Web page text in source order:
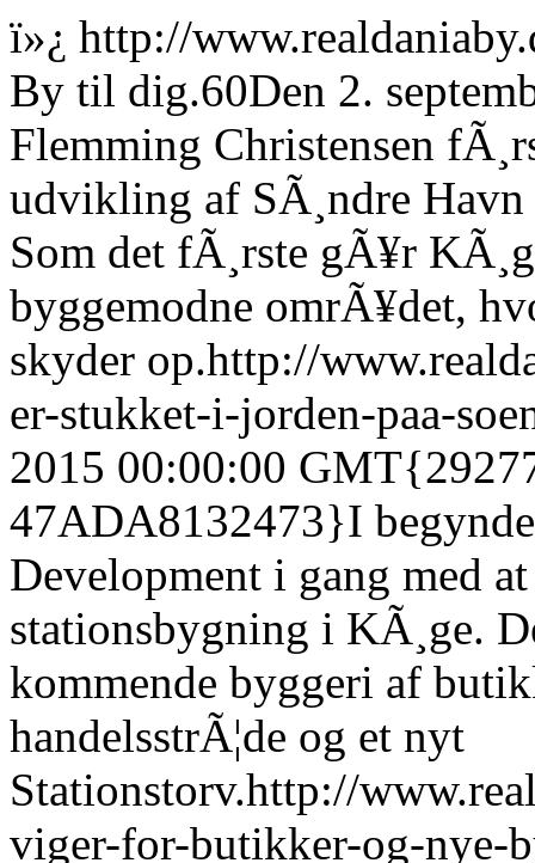
ï»¿ http://
By til dig.60Den 2.
Flemming Christensen
udvikling af SÃ¸ndre
Som det fÃ¸rste gÃ¥r
byggemodne omrÃ¥det,
skyder op.http://
er-stukket-i-jorden-paa-
2015 00:00:00 GMT
47ADA8132473}I
Development i gang med
stationsbygning i KÃ¸ge.
kommende byggeri af
handelsstrÃ¦de og et nyt
Stationstorv.http://
viger-for-butikker-og-nye-